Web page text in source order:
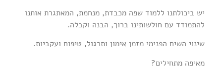
יש ביכולתנו ללמוד שפה מכבדת, מנחמת, המאתגרת אותנו
להתמודד עם חולשותינו ברוך, הבנה וקבלה.
שינוי השיח הפנימי מזמן אימון ותרגול, טיפוח ועקביות.
מאיפה מתחילים?